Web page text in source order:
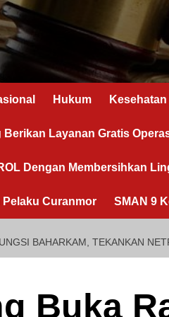
Hukum Kesehatan
Layanan Gratis
Dengan Membersihkan
Curanmor SMAN 9
BAHARKAM, TEKANKAN
Buka